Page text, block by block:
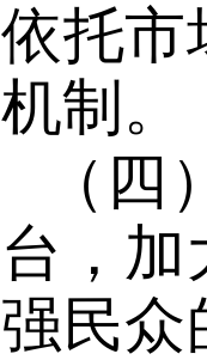
依托市
机制。
（
台，
强民众